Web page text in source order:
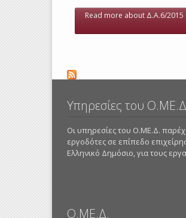
Read more about Δ.Α.6/2015
Υπηρεσίες του
Οι υπηρεσίες του Ο.ΜΕ.Δ.
εργοδότες σε επίπεδο
Ελληνικό Δημόσιο, για τους
Ο.ΜΕ.Δ.